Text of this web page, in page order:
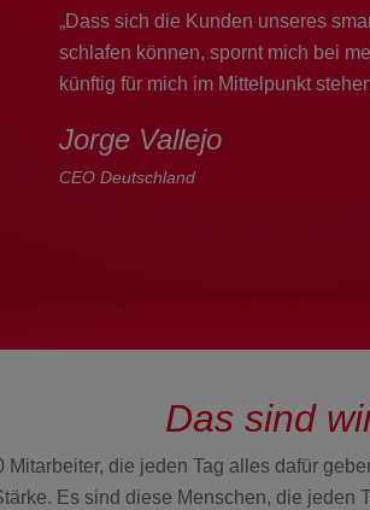
„Dass sich die Kunden unseres
schlafen können, spornt mich bei
künftig für mich im Mittelpunkt
Jorge Vallejo
CEO Deutschland
Das sind
die jeden Tag alles dafür
Es sind diese Menschen, die jeden